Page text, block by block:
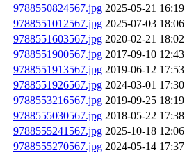
9788550824567.jpg 2025-05-21 16:19
9788551012567.jpg 2025-07-03 18:06
9788551603567.jpg 2020-02-21 18:02
9788551900567.jpg 2017-09-10 12:43
9788551913567.jpg 2019-06-12 17:53
9788551926567.jpg 2024-03-01 17:30
9788553216567.jpg 2019-09-25 18:19
9788555030567.jpg 2018-05-22 17:38
9788555241567.jpg 2025-10-18 12:06
9788555270567.jpg 2024-05-14 17:37